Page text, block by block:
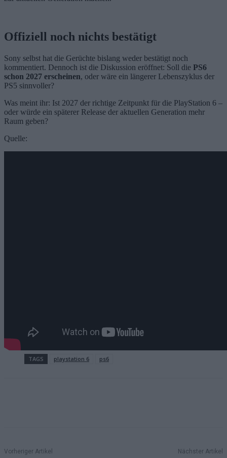
Offiziell noch nichts bestätigt
Sony selbst hat die Gerüchte bislang weder bestätigt noch
kommentiert. Dennoch ist die Diskussion eröffnet: Soll die PS6
schon 2027 erscheinen, oder wäre ein längerer Lebenszyklus der
PS5 sinnvoller?
Was meint ihr: Ist 2027 der richtige Zeitpunkt für die PlayStation 6 –
oder würde ein späterer Release der aktuellen Generation mehr
Raum geben?
Quelle:
TAGS playstation 6 ps6
Vorheriger Artikel Nächster Artikel